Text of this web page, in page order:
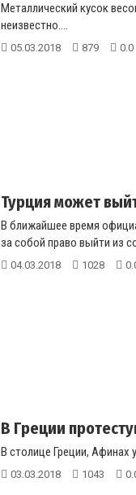
Металлический кусок
неизвестно....
05.03.2018 879 0.0
Турция может
В ближайшее время
за собой право выйти из
04.03.2018 1028
В Греции
В столице Греции, Афинах
03.03.2018 1043